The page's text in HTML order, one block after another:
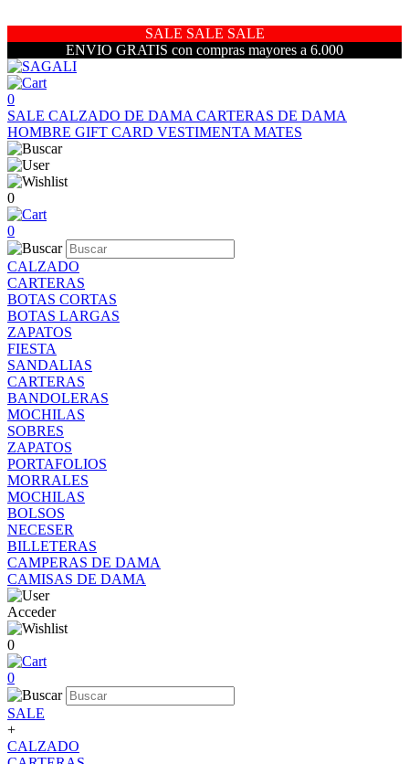
SALE SALE SALE
ENVIO GRATIS con compras mayores a 6.000
0
SALE CALZADO DE DAMA CARTERAS DE DAMA
HOMBRE GIFT CARD VESTIMENTA MATES
0
0
CALZADO
CARTERAS
BOTAS CORTAS
BOTAS LARGAS
ZAPATOS
FIESTA
SANDALIAS
CARTERAS
BANDOLERAS
MOCHILAS
SOBRES
ZAPATOS
PORTAFOLIOS
MORRALES
MOCHILAS
BOLSOS
NECESER
BILLETERAS
CAMPERAS DE DAMA
CAMISAS DE DAMA
Acceder
0
0
SALE
+
CALZADO